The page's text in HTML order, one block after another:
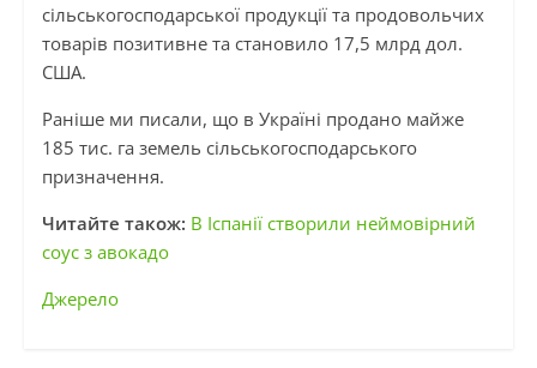
сільськогосподарської продукції та продовольчих
товарів позитивне та становило 17,5 млрд дол.
США.
Раніше ми писали, що в Україні продано майже
185 тис. га земель сільськогосподарського
призначення.
Читайте також: В Іспанії створили неймовірний
соус з авокадо
Джерело